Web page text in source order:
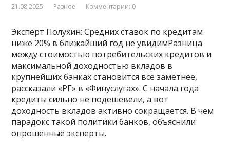
21.08.2025 Разное Комментарии: 0
Эксперт Полухин: Средних ставок по кредитам
ниже 20% в ближайший год не увидимРазница
между стоимостью потребительских кредитов и
максимальной доходностью вкладов в
крупнейших банках становится все заметнее,
рассказали «РГ» в «Финуслугах». С начала года
кредиты сильно не подешевели, а вот
доходность вкладов активно сокращается. В чем
парадокс такой политики банков, объяснили
опрошенные эксперты.